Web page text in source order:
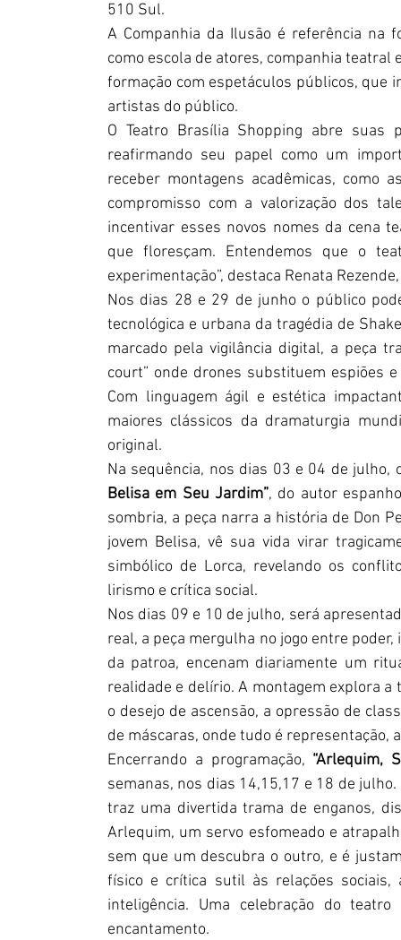
510 Sul.
A Companhia da Ilusão é referência na
como escola de atores, companhia
formação com espetáculos públicos, que
artistas do público.
O Teatro Brasília Shopping abre suas
reafirmando seu papel como um
receber montagens acadêmicas, como
compromisso com a valorização dos
incentivar esses novos nomes da cena
que floresçam. Entendemos que o
experimentação”, destaca Renata
Nos dias 28 e 29 de junho o público
tecnológica e urbana da tragédia de
marcado pela vigilância digital, a peça
court” onde drones substituem espiões
Com linguagem ágil e estética
maiores clássicos da dramaturgia
original.
Na sequência, nos dias 03 e 04 de
Belisa em Seu Jardim”, do autor
sombria, a peça narra a história de Don
jovem Belisa, vê sua vida virar
simbólico de Lorca, revelando os
lirismo e crítica social.
Nos dias 09 e 10 de julho, será
real, a peça mergulha no jogo entre
da patroa, encenam diariamente um
realidade e delírio. A montagem explora
o desejo de ascensão, a opressão de
de máscaras, onde tudo é representação,
Encerrando a programação, “Arlequim,
semanas, nos dias 14,15,17 e 18 de
traz uma divertida trama de enganos,
Arlequim, um servo esfomeado e
sem que um descubra o outro, e é
físico e crítica sutil às relações sociais,
inteligência. Uma celebração do
encantamento.